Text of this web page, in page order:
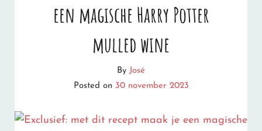
NETFLIX
JE
NIET
IN
een magische Harry Potter
mulled wine
By José
Posted on 30 november 2023